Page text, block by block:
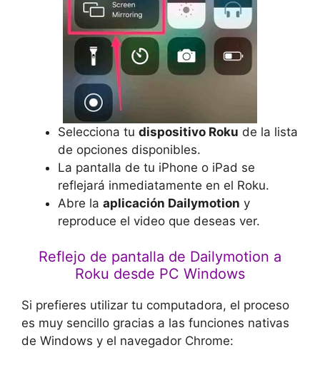
Selecciona tu dispositivo Roku de la lista
de opciones disponibles.
La pantalla de tu iPhone o iPad se
reflejará inmediatamente en el Roku.
Abre la aplicación Dailymotion y
reproduce el video que deseas ver.
Reflejo de pantalla de Dailymotion a
Roku desde PC Windows
Si prefieres utilizar tu computadora, el proceso
es muy sencillo gracias a las funciones nativas
de Windows y el navegador Chrome: